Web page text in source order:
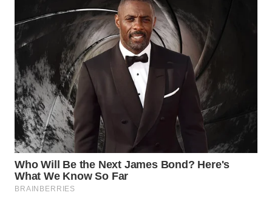
WAHANANEWS
WAHANA
SPORT
WAHANA
UMKM
WAHANA
SELEB